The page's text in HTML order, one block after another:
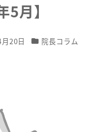
月】
20日 カテゴリー
院長コラム